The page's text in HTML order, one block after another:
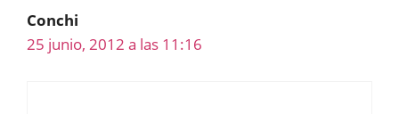
Conchi
25 junio, 2012 a las 11:16